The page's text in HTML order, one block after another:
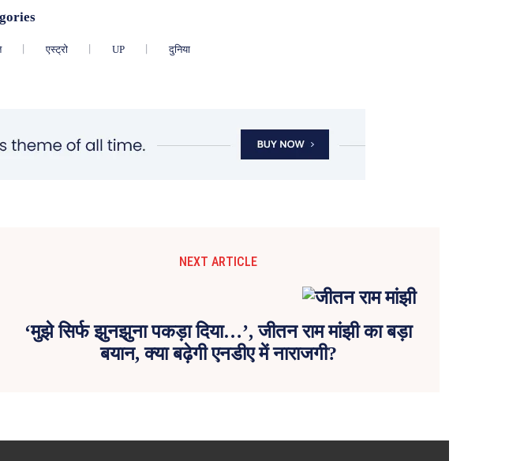
एस्ट्रो UP दुनिया
NEXT ARTICLE
‘मुझे सिर्फ झुनझुना पकड़ा दिया…’, जीतन राम मांझी का बड़ा
बयान, क्या बढ़ेगी एनडीए में नाराजगी?